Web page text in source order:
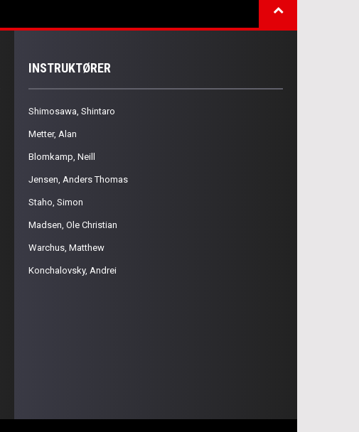
INSTRUKTØRER
Shimosawa, Shintaro
Metter, Alan
Blomkamp, Neill
Jensen, Anders Thomas
Staho, Simon
Madsen, Ole Christian
Warchus, Matthew
Konchalovsky, Andrei